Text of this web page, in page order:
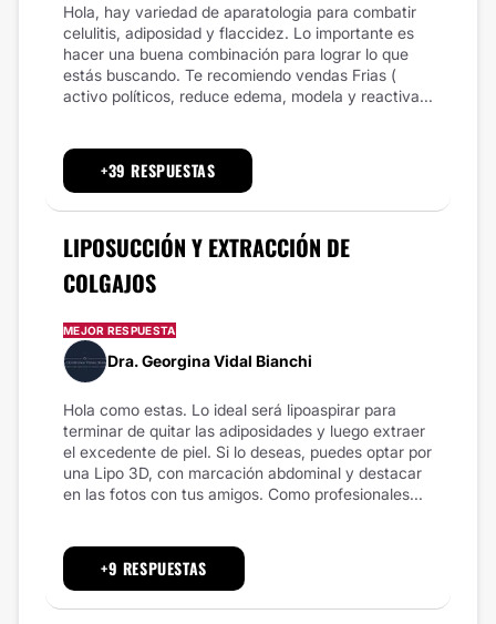
Hola, hay variedad de aparatologia para combatir
celulitis, adiposidad y flaccidez. Lo importante es
hacer una buena combinación para lograr lo que
estás buscando. Te recomiendo vendas Frias (
activo políticos, reduce edema, modela y reactiva...
+39 RESPUESTAS
LIPOSUCCIÓN Y EXTRACCIÓN DE
COLGAJOS
MEJOR RESPUESTA
Dra. Georgina Vidal Bianchi
Hola como estas. Lo ideal será lipoaspirar para
terminar de quitar las adiposidades y luego extraer
el excedente de piel. Si lo deseas, puedes optar por
una Lipo 3D, con marcación abdominal y destacar
en las fotos con tus amigos. Como profesionales...
+9 RESPUESTAS